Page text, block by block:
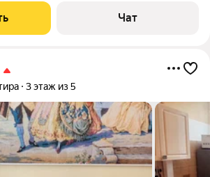
дивана, раскладушка с
интернет,
Чат
3 этаж из 5